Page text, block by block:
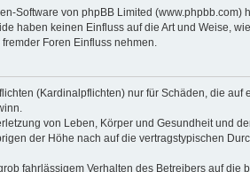
Software von phpBB Limited (www.phpbb.com)
haben keinen Einfluss auf die Art und Weise,
Foren Einfluss nehmen.
(Kardinalpflichten) nur für Schäden, die auf
von Leben, Körper und Gesundheit und
der Höhe nach auf die vertragstypischen
fahrlässigem Verhalten des Betreibers auf die